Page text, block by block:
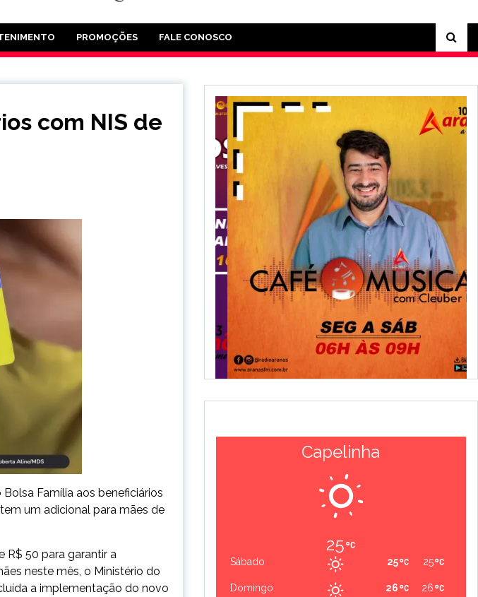
PROMOÇÕES FALE CONOSCO
com NIS de
Família aos beneficiários
um adicional para mães de
R$ 50 para garantir a
neste mês, o Ministério do
a implementação do novo
Capelinha
25
Sábado 25
25
Domingo 26
26